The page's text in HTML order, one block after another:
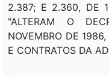
2.387; E 2.360, DE
"ALTERAM O
NOVEMBRO DE
E CONTRATOS DA